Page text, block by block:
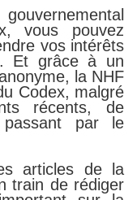
vous pouvez
vos intérêts
Et grâce à un
la NHF
Codex, malgré
récents, de
par le
articles de la
train de rédiger